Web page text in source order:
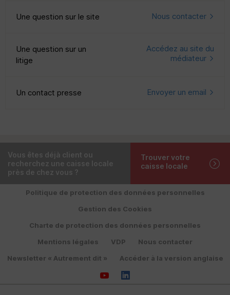
Une question sur le site Nous contacter
Une question sur un
litige
Accédez au site du
médiateur
Un contact presse Envoyer un email
Vous êtes déjà client ou
recherchez une caisse locale
près de chez vous ?
Trouver votre
caisse locale
Politique de protection des données personnelles
Gestion des Cookies
Charte de protection des données personnelles
Mentions légales
VDP
Nous contacter
Newsletter « Autrement dit »
Accéder à la version anglaise